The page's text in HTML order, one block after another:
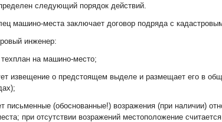
следующий порядок действий.
машино-места заключает договор подряда с
инженер:
техплан на машино-место;
извещение о предстоящем выделе и размещает его в
письменные (обоснованные!) возражения (при наличии)
при отсутствии возражений местоположение